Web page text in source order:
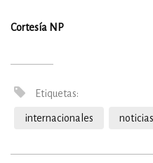
Cortesía NP
Etiquetas:
internacionales noticias